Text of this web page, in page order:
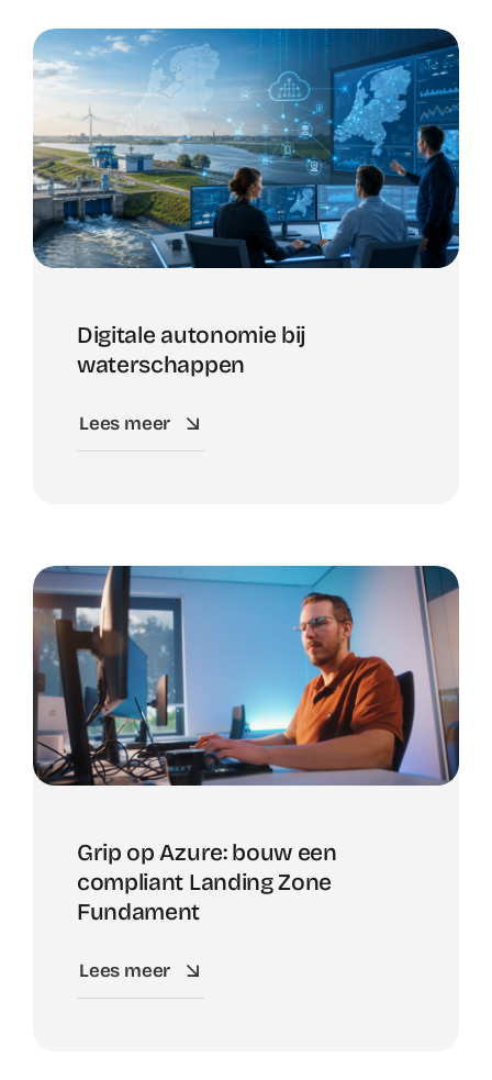
Digitale autonomie bij
waterschappen
Lees meer
Grip op Azure: bouw een
compliant Landing Zone
Fundament
Lees meer